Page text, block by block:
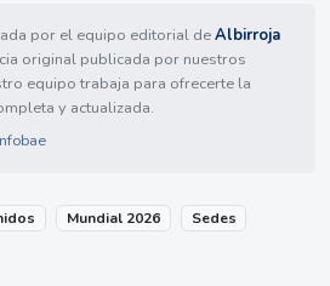
por el equipo editorial deAlbirroja
original publicada por nuestros
equipo trabaja para ofrecerte la
y actualizada.
Mundial 2026
Sedes